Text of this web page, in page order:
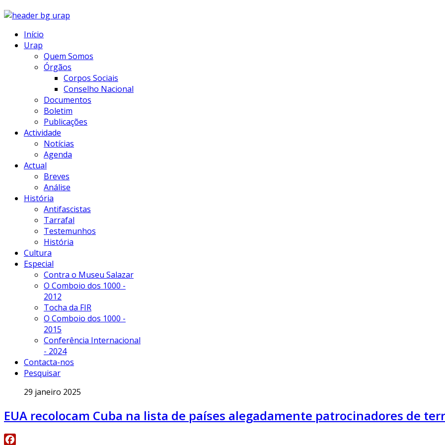
Início
Urap
Quem Somos
Órgãos
Corpos Sociais
Conselho Nacional
Documentos
Boletim
Publicações
Actividade
Notícias
Agenda
Actual
Breves
Análise
História
Antifascistas
Tarrafal
Testemunhos
História
Cultura
Especial
Contra o Museu Salazar
O Comboio dos 1000 -
2012
Tocha da FIR
O Comboio dos 1000 -
2015
Conferência Internacional
- 2024
Contacta-nos
Pesquisar
29 janeiro 2025
EUA recolocam Cuba na lista de países alegadamente patrocinadores de